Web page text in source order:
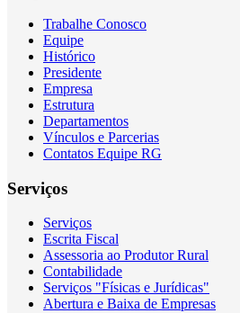
Trabalhe Conosco
Equipe
Histórico
Presidente
Empresa
Estrutura
Departamentos
Vínculos e Parcerias
Contatos Equipe RG
Serviços
Serviços
Escrita Fiscal
Assessoria ao Produtor Rural
Contabilidade
Serviços "Físicas e Jurídicas"
Abertura e Baixa de Empresas